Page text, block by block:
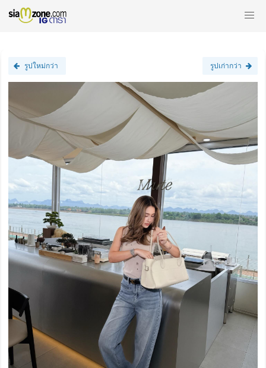
รูปใหม่กว่า รูปเก่ากว่า